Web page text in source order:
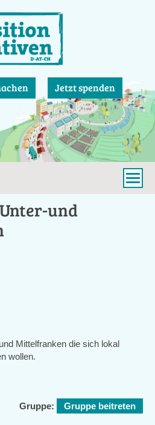
Jetzt spenden
und
Mittelfranken die sich lokal
wollen.
Gruppe: Gruppe beitreten